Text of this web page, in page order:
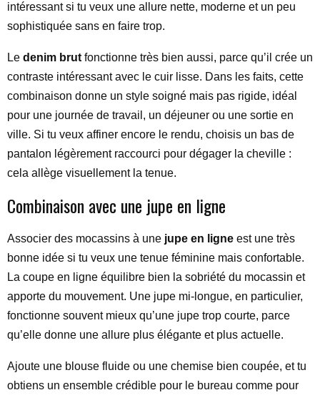
intéressant si tu veux une allure nette, moderne et un peu
sophistiquée sans en faire trop.
Le denim brut fonctionne très bien aussi, parce qu’il crée un
contraste intéressant avec le cuir lisse. Dans les faits, cette
combinaison donne un style soigné mais pas rigide, idéal
pour une journée de travail, un déjeuner ou une sortie en
ville. Si tu veux affiner encore le rendu, choisis un bas de
pantalon légèrement raccourci pour dégager la cheville :
cela allège visuellement la tenue.
Combinaison avec une jupe en ligne
Associer des mocassins à une jupe en ligne est une très
bonne idée si tu veux une tenue féminine mais confortable.
La coupe en ligne équilibre bien la sobriété du mocassin et
apporte du mouvement. Une jupe mi-longue, en particulier,
fonctionne souvent mieux qu’une jupe trop courte, parce
qu’elle donne une allure plus élégante et plus actuelle.
Ajoute une blouse fluide ou une chemise bien coupée, et tu
obtiens un ensemble crédible pour le bureau comme pour